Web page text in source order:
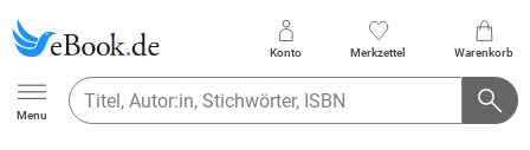
Ebook.de
Menu
Konto Merkzettel Warenkorb